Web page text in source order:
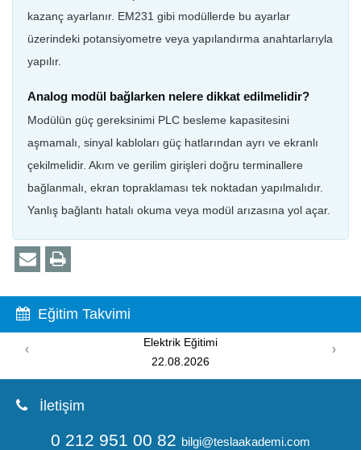
kazanç ayarlanır. EM231 gibi modüllerde bu ayarlar
üzerindeki potansiyometre veya yapılandırma anahtarlarıyla
yapılır.
Analog modül bağlarken nelere dikkat edilmelidir?
Modülün güç gereksinimi PLC besleme kapasitesini
aşmamalı, sinyal kabloları güç hatlarından ayrı ve ekranlı
çekilmelidir. Akım ve gerilim girişleri doğru terminallere
bağlanmalı, ekran topraklaması tek noktadan yapılmalıdır.
Yanlış bağlantı hatalı okuma veya modül arızasına yol açar.
Eğitim Takvimi
‹ ›
İletişim
0 212 951 00 82 bilgi@teslaakademi.com